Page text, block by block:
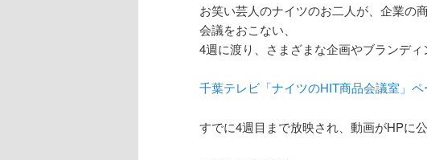
お笑い芸人のナイツのお二人が、企業の
会議をおこない、
4週に渡り、さまざまな企画やブランデ
千葉テレビ「ナイツのHIT商品会議室」ペ
すでに4週目まで放映され、動画がHPに公